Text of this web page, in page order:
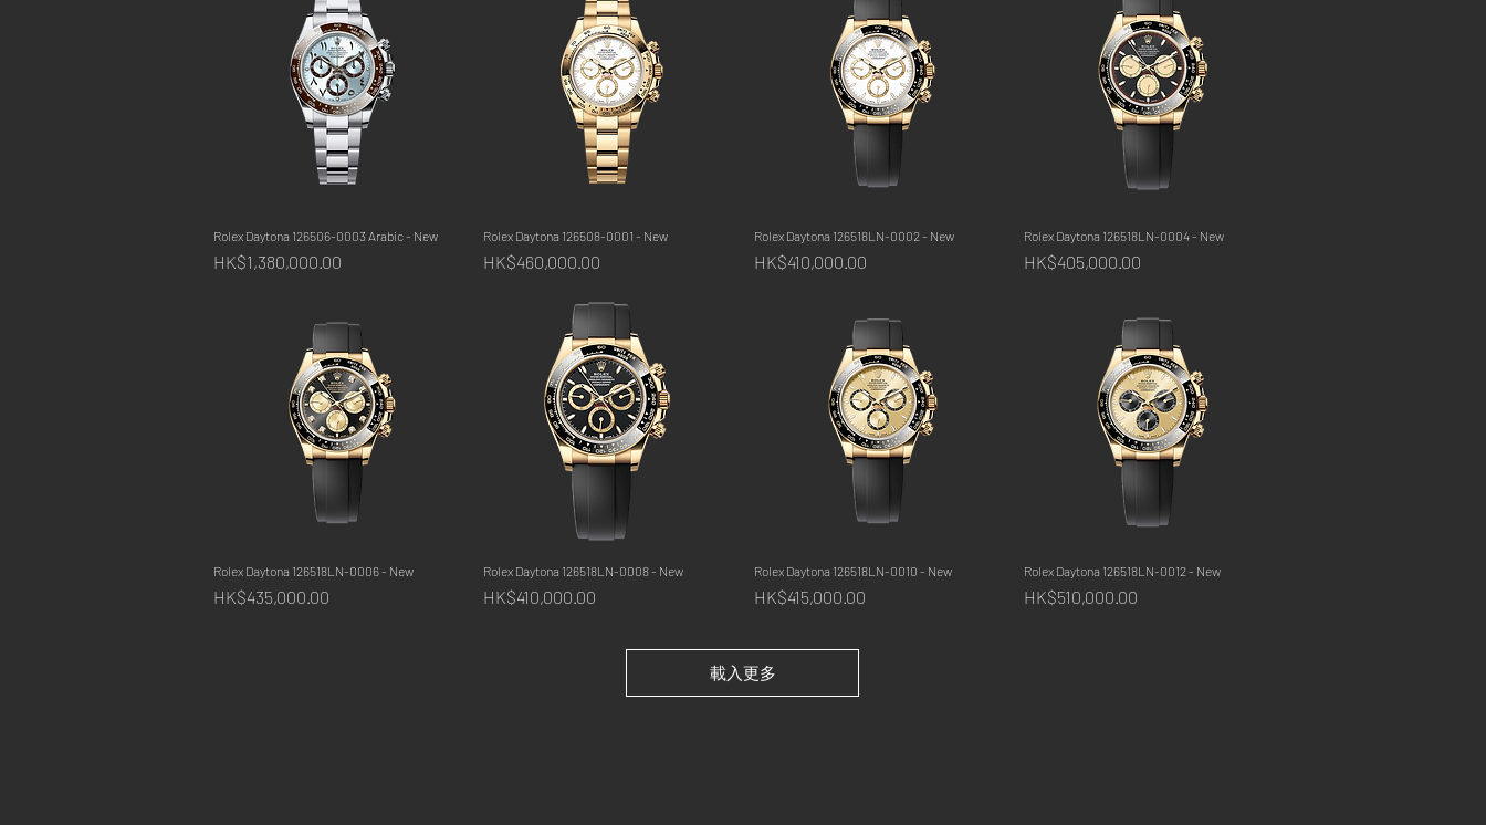
快速瀏覽
Rolex Daytona 126506-0003 Arabic - New
價格
HK$1,380,000.00
快速瀏覽
Rolex Daytona 126508-0001 - New
價格
HK$460,000.00
快速瀏覽
Rolex Daytona 126518LN-0002 - New
價格
HK$410,000.00
快速瀏覽
Rolex Daytona 126518LN-0004 - New
價格
HK$405,000.00
快速瀏覽
Rolex Daytona 126518LN-0006 - New
價格
HK$435,000.00
快速瀏覽
Rolex Daytona 126518LN-0008 - New
價格
HK$410,000.00
快速瀏覽
Rolex Daytona 126518LN-0010 - New
價格
HK$415,000.00
快速瀏覽
Rolex Daytona 126518LN-0012 - New
價格
HK$510,000.00
載入更多